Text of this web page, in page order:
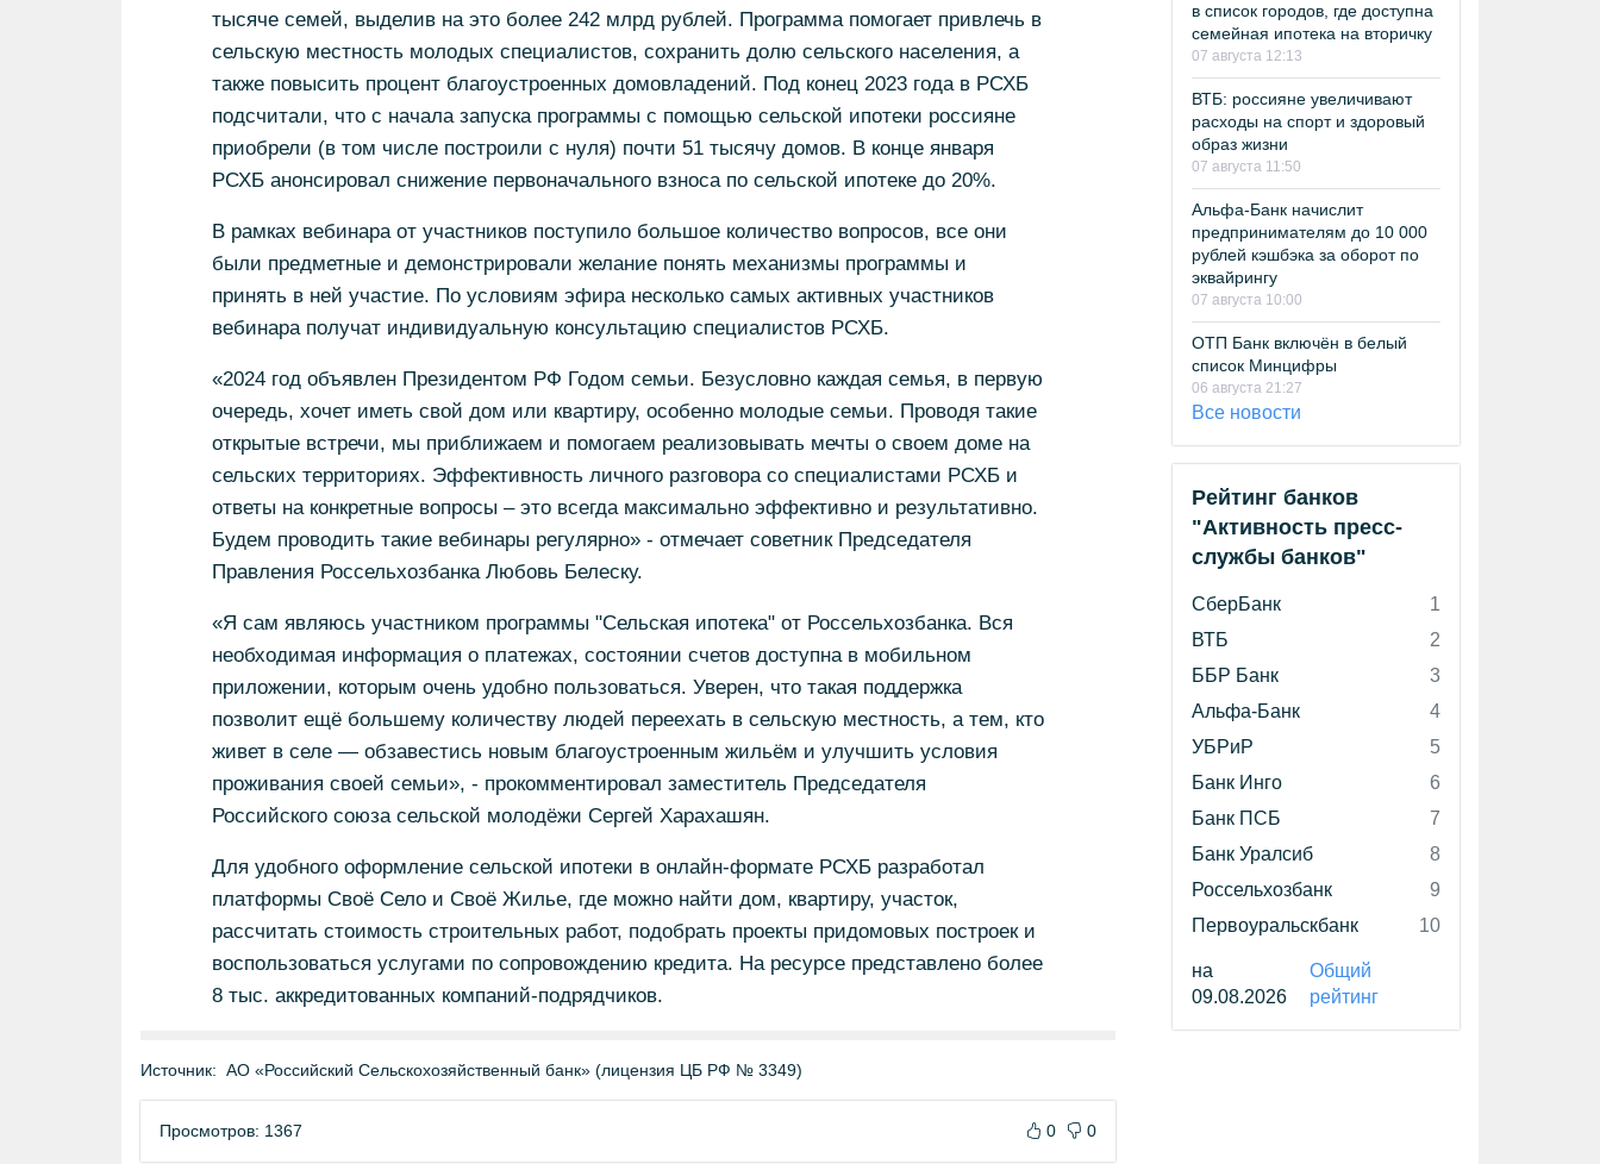
тысяче семей, выделив на это более 242 млрд рублей. Программа помогает привлечь в
сельскую местность молодых специалистов, сохранить долю сельского населения, а
также повысить процент благоустроенных домовладений. Под конец 2023 года в РСХБ
подсчитали, что с начала запуска программы с помощью сельской ипотеки россияне
приобрели (в том числе построили с нуля) почти 51 тысячу домов. В конце января
РСХБ анонсировал снижение первоначального взноса по сельской ипотеке до 20%.
В рамках вебинара от участников поступило большое количество вопросов, все они
были предметные и демонстрировали желание понять механизмы программы и
принять в ней участие. По условиям эфира несколько самых активных участников
вебинара получат индивидуальную консультацию специалистов РСХБ.
«2024 год объявлен Президентом РФ Годом семьи. Безусловно каждая семья, в первую
очередь, хочет иметь свой дом или квартиру, особенно молодые семьи. Проводя такие
открытые встречи, мы приближаем и помогаем реализовывать мечты о своем доме на
сельских территориях. Эффективность личного разговора со специалистами РСХБ и
ответы на конкретные вопросы – это всегда максимально эффективно и результативно.
Будем проводить такие вебинары регулярно» - отмечает советник Председателя
Правления Россельхозбанка Любовь Белеску.
«Я сам являюсь участником программы "Сельская ипотека" от Россельхозбанка. Вся
необходимая информация о платежах, состоянии счетов доступна в мобильном
приложении, которым очень удобно пользоваться. Уверен, что такая поддержка
позволит ещё большему количеству людей переехать в сельскую местность, а тем, кто
живет в селе — обзавестись новым благоустроенным жильём и улучшить условия
проживания своей семьи», - прокомментировал заместитель Председателя
Российского союза сельской молодёжи Сергей Харахашян.
Для удобного оформление сельской ипотеки в онлайн-формате РСХБ разработал
платформы Своё Село и Своё Жилье, где можно найти дом, квартиру, участок,
рассчитать стоимость строительных работ, подобрать проекты придомовых построек и
воспользоваться услугами по сопровождению кредита. На ресурсе представлено более
8 тыс. аккредитованных компаний-подрядчиков.
Источник: АО «Российский Сельскохозяйственный банк» (лицензия ЦБ РФ № 3349)
Просмотров: 1367 0 0
в список городов, где доступна
семейная ипотека на вторичку
07 августа 12:13
ВТБ: россияне увеличивают
расходы на спорт и здоровый
образ жизни
07 августа 11:50
Альфа-Банк начислит
предпринимателям до 10 000
рублей кэшбэка за оборот по
эквайрингу
07 августа 10:00
ОТП Банк включён в белый
список Минцифры
06 августа 21:27
Все новости
Рейтинг банков
"Активность пресс-
службы банков"
СберБанк
1
ВТБ
2
ББР Банк
3
Альфа-Банк
4
УБРиР
5
Банк Инго
6
Банк ПСБ
7
Банк Уралсиб
8
Россельхозбанк
9
Первоуральскбанк
10
на
09.08.2026
Общий
рейтинг